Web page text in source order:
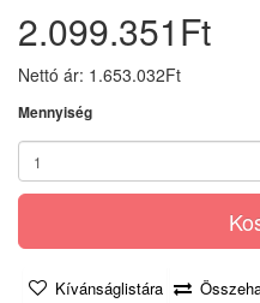
2.099.351Ft
Nettó ár: 1.653.032Ft
Mennyiség
Kívánságlistára